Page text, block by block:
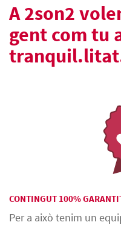
A 2son2
gent com tu
CONTINGUT 100%
Per a això tenim un